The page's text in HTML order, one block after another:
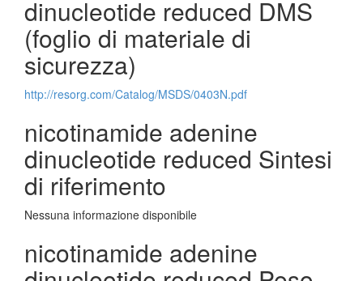
dinucleotide reduced DMS
(foglio di materiale di
sicurezza)
http://resorg.com/Catalog/MSDS/0403N.pdf
nicotinamide adenine
dinucleotide reduced Sintesi
di riferimento
Nessuna informazione disponibile
nicotinamide adenine